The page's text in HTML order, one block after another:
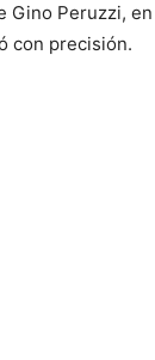
Gino Peruzzi,
con precisión.